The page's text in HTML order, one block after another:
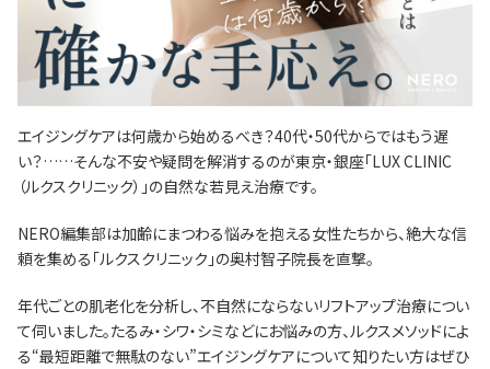
エイジングケアは何歳から始めるべき？40代・50代からではもう遅
い？……そんな不安や疑問を解消するのが東京・銀座「LUX CLINIC
（ルクスクリニック）」の自然な若見え治療です。
NERO編集部は加齢にまつわる悩みを抱える女性たちから、絶大な信
頼を集める「ルクスクリニック」の奥村智子院長を直撃。
年代ごとの肌老化を分析し、不自然にならないリフトアップ治療につい
て伺いました。たるみ・シワ・シミなどにお悩みの方、ルクスメソッドによ
る“最短距離で無駄のない”エイジングケアについて知りたい方はぜひ